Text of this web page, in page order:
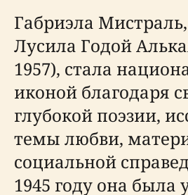
Габриэла
Лусила Годой
1957), стала
иконой благодаря
глубокой поэзии,
темы любви,
социальной
1945 году она была